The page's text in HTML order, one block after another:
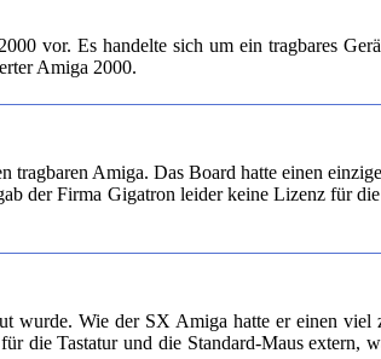
vor. Es handelte sich um ein tragbares
Amiga 2000.
Amiga. Das Board hatte einen
der Firma Gigatron leider keine Lizenz für
wurde. Wie der SX Amiga hatte er einen
die Tastatur und die Standard-Maus extern,